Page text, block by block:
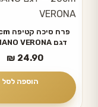
דגם GULIANO VERONA
₪ 24.90
הוספה לסל